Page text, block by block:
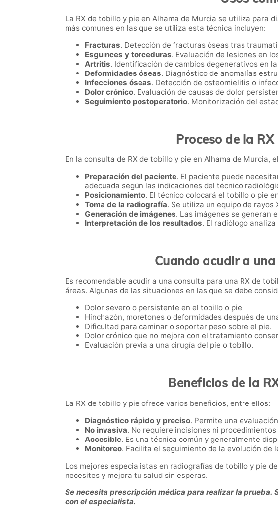
La RX de tobillo y pie en Alhama de Murcia se utiliza para
más comunes en las que se utiliza esta técnica incluyen:
Fracturas. Detección de fracturas óseas tras
Esguinces y torceduras. Evaluación de lesiones en
Artritis. Identificación de cambios degenerativos en
Deformidades óseas. Diagnóstico de anomalías
Infecciones óseas. Detección de osteomielitis o
Dolor crónico. Evaluación de causas de dolor
Seguimiento postoperatorio. Monitorización del
Proceso de la
En la consulta de RX de tobillo y pie en Alhama de Murcia,
Preparación del paciente. El paciente puede
adecuada según las indicaciones del técnico
Posicionamiento. El técnico colocará el tobillo o pie
Toma de la radiografía. Se utiliza un equipo de
Generación de imágenes. Las imágenes se generan
Interpretación de los resultados. El radiólogo
Cuando acudir a
Es recomendable acudir a una consulta para una RX de
áreas. Algunas de las situaciones en las que se debe
Dolor severo o persistente en el tobillo o pie.
Hinchazón, moretones o deformidades después de
Dificultad para caminar o soportar peso sobre el pie.
Dolor crónico que no mejora con el tratamiento
Evaluación previa a una cirugía del pie o tobillo.
Beneficios de la
La RX de tobillo y pie ofrece varios beneficios, entre ellos:
Diagnóstico rápido y preciso. Permite una
No invasiva. No requiere incisiones ni
Accesible. Es una técnica común y generalmente
Monitoreo. Facilita el seguimiento de la evolución de
Los mejores especialistas en radiografías de tobillo y pie
necesites y mejora tu salud sin esperas.
Se necesita prescripción médica para realizar la prueba.
con el especialista.